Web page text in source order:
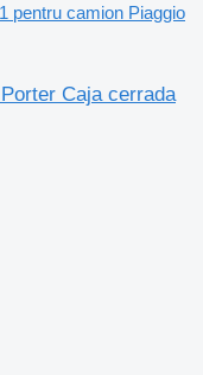
pentru camion Piaggio
Caja cerrada